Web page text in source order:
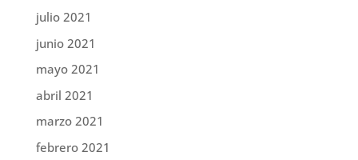
julio 2021
junio 2021
mayo 2021
abril 2021
marzo 2021
febrero 2021